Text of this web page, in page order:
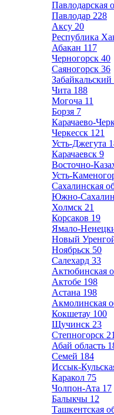
Павлодарская
Павлодар 228
Аксу 20
Республика
Абакан 117
Черногорск 40
Саяногорск 36
Забайкальский
Чита 188
Могоча 11
Борзя 7
Карачаево-
Черкесск 121
Усть-Джегута
Карачаевск 9
Восточно-
Усть-
Сахалинская
Южно-
Холмск 21
Корсаков 19
Ямало-
Новый
Ноябрьск 50
Салехард 33
Актюбинская
Актобе 198
Астана 198
Акмолинская
Кокшетау 100
Щучинск 23
Степногорск 21
Абай область
Семей 184
Иссык-
Каракол 75
Чолпон-Ата 17
Балыкчы 12
Ташкентская